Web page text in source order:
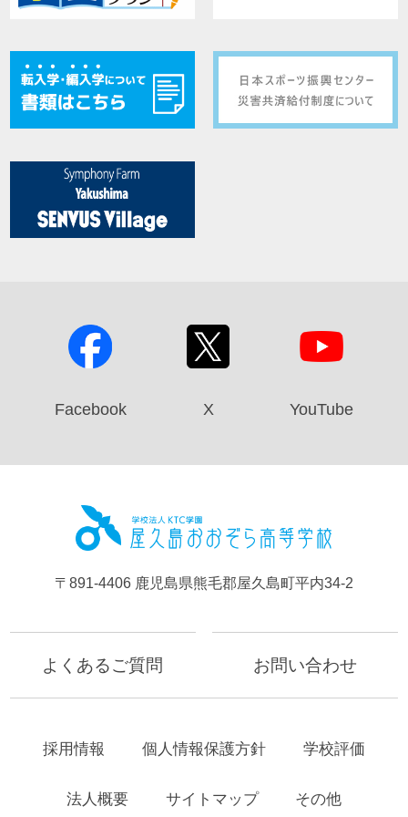
Facebook X YouTube
〒891-4406 鹿児島県熊毛郡屋久島町平内34-2
よくあるご質問 お問い合わせ
採用情報 個人情報保護方針 学校評価
法人概要 サイトマップ その他